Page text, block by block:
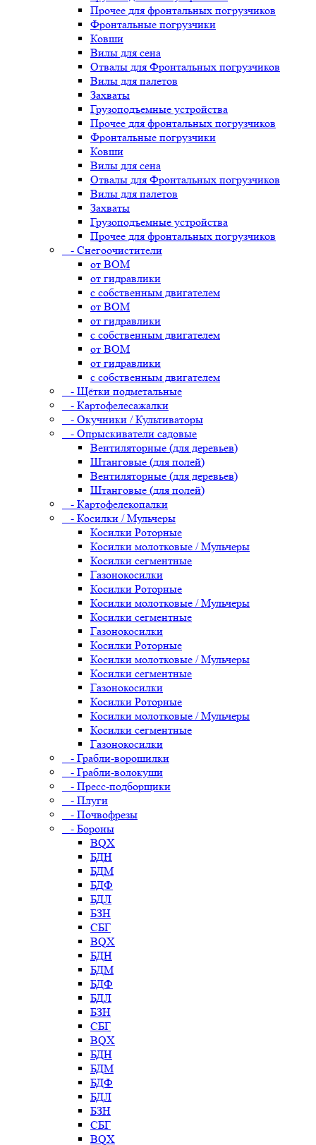
Прочее для фронтальных погрузчиков
Фронтальные погрузчики
Ковши
Вилы для сена
Отвалы для Фронтальных погрузчиков
Вилы для палетов
Захваты
Грузоподъемные устройства
Прочее для фронтальных погрузчиков
Фронтальные погрузчики
Ковши
Вилы для сена
Отвалы для Фронтальных погрузчиков
Вилы для палетов
Захваты
Грузоподъемные устройства
Прочее для фронтальных погрузчиков
- Снегоочистители
от ВОМ
от гидравлики
с собственным двигателем
от ВОМ
от гидравлики
с собственным двигателем
от ВОМ
от гидравлики
с собственным двигателем
- Щётки подметальные
- Картофелесажалки
- Окучники / Культиваторы
- Опрыскиватели садовые
Вентиляторные (для деревьев)
Штанговые (для полей)
Вентиляторные (для деревьев)
Штанговые (для полей)
- Картофелекопалки
- Косилки / Мульчеры
Косилки Роторные
Косилки молотковые / Мульчеры
Косилки сегментные
Газонокосилки
Косилки Роторные
Косилки молотковые / Мульчеры
Косилки сегментные
Газонокосилки
Косилки Роторные
Косилки молотковые / Мульчеры
Косилки сегментные
Газонокосилки
Косилки Роторные
Косилки молотковые / Мульчеры
Косилки сегментные
Газонокосилки
- Грабли-ворошилки
- Грабли-волокуши
- Пресс-подборщики
- Плуги
- Почвофрезы
- Бороны
BQX
БДН
БДМ
БДФ
БДЛ
БЗН
СБГ
BQX
БДН
БДМ
БДФ
БДЛ
БЗН
СБГ
BQX
БДН
БДМ
БДФ
БДЛ
БЗН
СБГ
BQX